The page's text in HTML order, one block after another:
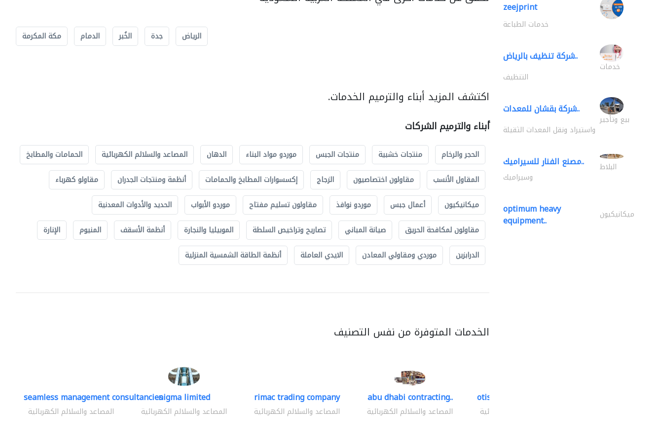
الرياض جدة الخُبر الدمام مكة المكرمة
اكتشف المزيد أبناء والترميم الخدمات.
أبناء والترميم الشركات
الحجر والرخام منتجات خشبية منتجات الجبس موردو مواد البناء الدهان المصاعد والسلالم الكهربائية
الحمامات والمطابخ
المقاول الأنسب
مقاولون اختصاصيون الزجاج إكسسوارات المطابخ والحمامات أنظمة ومنتجات الجدران
مقاولو كهرباء
ميكانيكيون
أعمال جبس موردو نوافذ مقاولون تسليم مفتاح موردو الأبواب
الحديد والأدوات المعدنية
مقاولون لمكافحة الحريق
صيانة المباني تصاريح وتراخيص السلطة الموبيليا والنجارة أنظمة الأسقف المنيوم
الإنارة
الدرابزين
موردي ومقاولي المعادن الايدي العاملة أنظمة الطاقة الشمسية المنزلية
الخدمات المتوفرة من نفس التصنيف
seamless management consultancies
المصاعد والسلالم الكهربائية
nigma limited
المصاعد والسلالم الكهربائية
rimac trading company
المصاعد والسلالم الكهربائية
abu dhabi contracting..
المصاعد والسلالم الكهربائية
otis, united technologies
المصاعد والسلالم الكهربائية
zeejprint
خدمات الطباعة
شركة تنظيف بالرياض..
خدمات
التنظيف
شركة بقشان للمعدات..
بيع وتأجير
واستيراد ونقل المعدات الثقيلة
مصنع الفنار للسيراميك.. البلاط
وسيراميك
optimum heavy
equipment.. ميكانيكيون